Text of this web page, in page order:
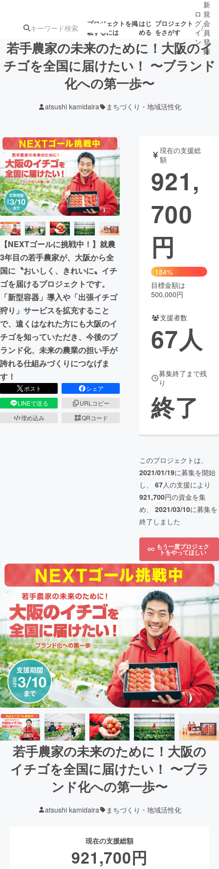
プロジェクトを掲
載するには
はじ
める
プロジェクト
をさがす
注目のリ 注目の新着プロ募集終了が近いプ
テクノロジー・ガジェット
映像・映画 書籍・雑誌
ビジネス・起業 チャレンジ
まちづくり・地域活性化
CAMPFIRE for Social Good
CAMPFIRE Creation
CAMPFIREふるさと納税
コミュニティ
ロ
グ
イ
ン
/
新
規
会
員
登
録
若手農家の未来のために！大阪のイ
チゴを全国に届けたい！ 〜ブランド
化への第一歩〜
atsushi kamidaira まちづくり・地域活性化
【NEXTゴールに挑戦中！】就農
3年目の若手農家が、大阪から全
国に〝おいしく、きれいに〟イチ
ゴを届けるプロジェクトです。
「新型容器」導入や「出張イチゴ
狩り」サービスを拡充すること
で、遠くはなれた方にも大阪のイ
チゴを知っていただき、今後のブ
ランド化、未来の農業の担い手が
誇れる仕組みづくりにつなげま
す！
ポスト
シェア
LINEで送る
URLコピー
埋め込み
QRコード
現在の支援総
額
921,
700
円
184%
目標金額は
500,000円
支援者数
67人
募集終了まで残
り
終了
このプロジェクトは、
2021/01/19に募集を開始
し、 67人の支援により
921,700円の資金を集
め、 2021/03/10に募集を
終了しました
もう一度プロジェク
トをやってほしい
若手農家の未来のために！大阪の
イチゴを全国に届けたい！ 〜ブラ
ンド化への第一歩〜
atsushi kamidaira まちづくり・地域活性化
現在の支援総額
921,700円